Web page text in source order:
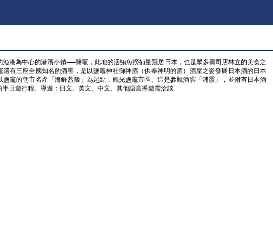
漁港為中心的港濱小鎮──鹽竈，此地的活鮪魚撈捕量冠居日本，也是眾多壽司店林立的美食之
還有三座全國知名的酒窖，是以鹽竈神社御神酒（供奉神明的酒）酒屋之姿發展日本酒的日本
鹽竈的朝市名產「海鮮蓋飯」為起點，觀光鹽竈市區。這是參觀酒窖「浦霞」，並附有日本酒
半日遊行程。導遊：日文、英文、中文、其他語言導遊需洽談